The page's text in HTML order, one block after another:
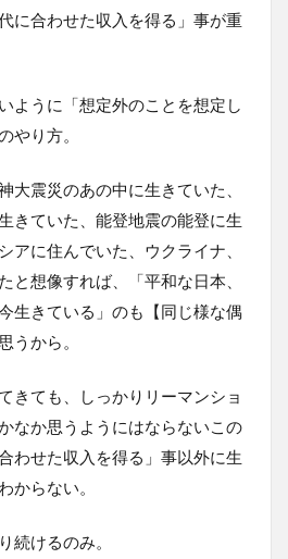
に合わせた収入を得る」事が重
ように「想定外のことを想定し
やり方。
大震災のあの中に生きていた、
きていた、能登地震の能登に生
アに住んでいた、ウクライナ、
と想像すれば、「平和な日本、
生きている」のも【同じ様な偶
うから。
きても、しっかりリーマンショ
なか思うようにはならないこの
わせた収入を得る」事以外に生
からない。
続けるのみ。